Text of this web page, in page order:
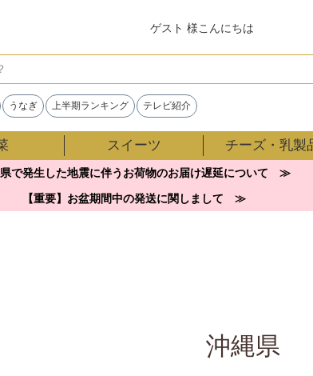
ゲスト 様こんにちは
うなぎ 上半期ランキング テレビ紹介
スイーツ チーズ・乳製
で発生した地震に伴うお荷物のお届け遅延について ≫
【重要】お盆期間中の発送に関しまして ≫
沖縄県